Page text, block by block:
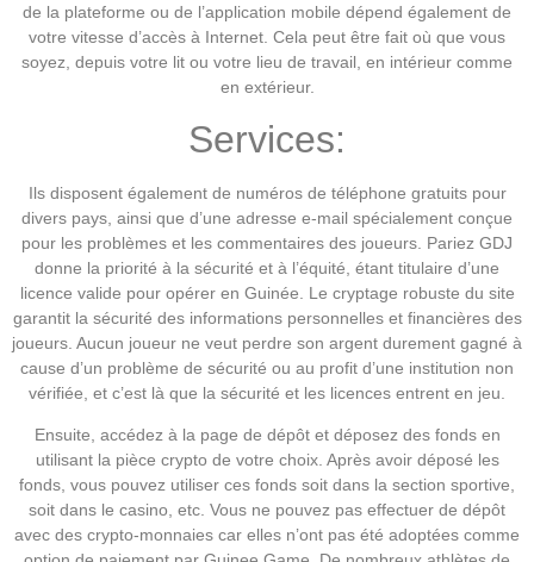
de la plateforme ou de l’application mobile dépend également de
votre vitesse d’accès à Internet. Cela peut être fait où que vous
soyez, depuis votre lit ou votre lieu de travail, en intérieur comme
en extérieur.
Services:
Ils disposent également de numéros de téléphone gratuits pour
divers pays, ainsi que d’une adresse e-mail spécialement conçue
pour les problèmes et les commentaires des joueurs. Pariez GDJ
donne la priorité à la sécurité et à l’équité, étant titulaire d’une
licence valide pour opérer en Guinée. Le cryptage robuste du site
garantit la sécurité des informations personnelles et financières des
joueurs. Aucun joueur ne veut perdre son argent durement gagné à
cause d’un problème de sécurité ou au profit d’une institution non
vérifiée, et c’est là que la sécurité et les licences entrent en jeu.
Ensuite, accédez à la page de dépôt et déposez des fonds en
utilisant la pièce crypto de votre choix. Après avoir déposé les
fonds, vous pouvez utiliser ces fonds soit dans la section sportive,
soit dans le casino, etc. Vous ne pouvez pas effectuer de dépôt
avec des crypto-monnaies car elles n’ont pas été adoptées comme